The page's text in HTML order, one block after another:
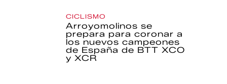
CICLISMO
Arroyomolinos se
prepara para coronar a
los nuevos campeones
de España de BTT XCO
y XCR